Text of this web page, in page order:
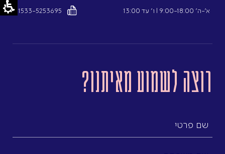
א’-ה’ 9:00-18:00 l ו’ עד 13:00
1533-5253695
רוצה לשמוע מאיתנו?
פרטי